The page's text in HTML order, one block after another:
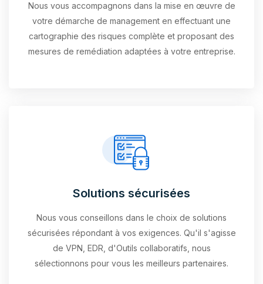
Nous vous accompagnons dans la mise en œuvre de
votre démarche de management en effectuant une
cartographie des risques complète et proposant des
mesures de remédiation adaptées à votre entreprise.
Solutions sécurisées
Nous vous conseillons dans le choix de solutions
sécurisées répondant à vos exigences. Qu'il s'agisse
de VPN, EDR, d'Outils collaboratifs, nous
sélectionnons pour vous les meilleurs partenaires.